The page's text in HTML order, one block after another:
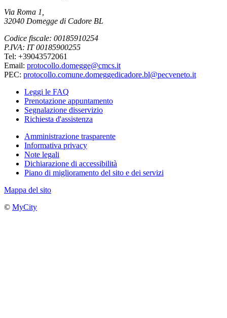
Via Roma 1,
32040 Domegge di Cadore BL
Codice fiscale: 00185910254
P.IVA: IT 00185900255
Tel: +39043572061
Email: protocollo.domegge@cmcs.it
PEC: protocollo.comune.domeggedicadore.bl@pecveneto.it
Leggi le FAQ
Prenotazione appuntamento
Segnalazione disservizio
Richiesta d'assistenza
Amministrazione trasparente
Informativa privacy
Note legali
Dichiarazione di accessibilità
Piano di miglioramento del sito e dei servizi
Mappa del sito
© MyCity